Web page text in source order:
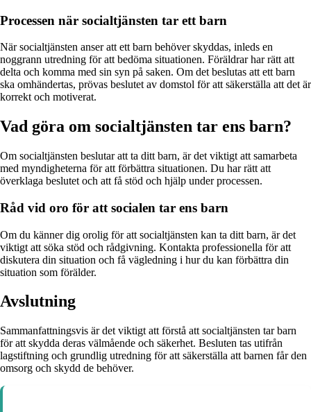
Processen när socialtjänsten tar ett barn
När socialtjänsten anser att ett barn behöver skyddas, inleds en
noggrann utredning för att bedöma situationen. Föräldrar har rätt att
delta och komma med sin syn på saken. Om det beslutas att ett barn
ska omhändertas, prövas beslutet av domstol för att säkerställa att det är
korrekt och motiverat.
Vad göra om socialtjänsten tar ens barn?
Om socialtjänsten beslutar att ta ditt barn, är det viktigt att samarbeta
med myndigheterna för att förbättra situationen. Du har rätt att
överklaga beslutet och att få stöd och hjälp under processen.
Råd vid oro för att socialen tar ens barn
Om du känner dig orolig för att socialtjänsten kan ta ditt barn, är det
viktigt att söka stöd och rådgivning. Kontakta professionella för att
diskutera din situation och få vägledning i hur du kan förbättra din
situation som förälder.
Avslutning
Sammanfattningsvis är det viktigt att förstå att socialtjänsten tar barn
för att skydda deras välmående och säkerhet. Besluten tas utifrån
lagstiftning och grundlig utredning för att säkerställa att barnen får den
omsorg och skydd de behöver.